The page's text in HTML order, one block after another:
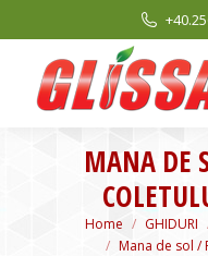
MANA DE
You are here:
Home GHIDURI
Mana de sol /